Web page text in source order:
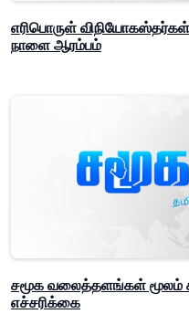
எரிபொருள்
நாளை ஆரம்பம்
சமூக வலைத்தளங்கள் மூலம்
எச்சரிக்கை